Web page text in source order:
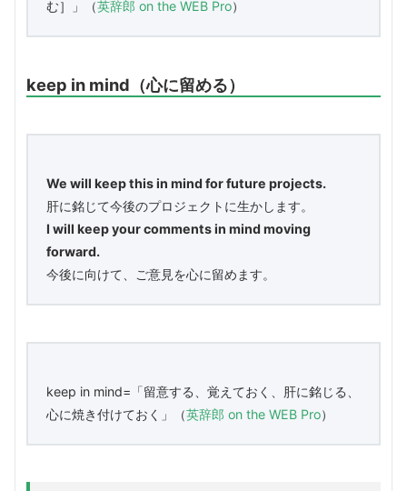
む］」（英辞郎 on the WEB Pro）
keep in mind（心に留める）
We will keep this in mind for future projects.
肝に銘じて今後のプロジェクトに生かします。
I will keep your comments in mind moving
forward.
今後に向けて、ご意見を心に留めます。
keep in mind=「留意する、覚えておく、肝に銘じる、
心に焼き付けておく」（英辞郎 on the WEB Pro）